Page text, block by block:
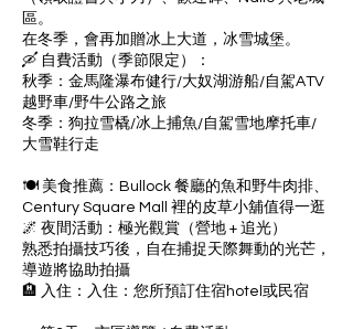
區。
在冬季，會再加贈冰上大道，冰雪城堡。
🛶 自費活動（季節限定）：
秋季：金馬隆瀑布健行/大奴湖游船/自駕ATV
越野車/野牛公路之旅
冬季：狗拉雪橇/冰上捕魚/自駕雪地摩托車/
大雪鞋行走
🍽 美食推薦：Bullock 餐廳的魚和野牛肉排、
Century Square Mall 裡的皮草小舖值得一逛
🌌 夜間活動：極光觀賞（營地 + 追光）
熟悉拍攝技巧後，自在捕捉天際舞動的光芒，
導遊將協助拍攝
🏨 入住：入住：您所預訂住宿hotel或民宿